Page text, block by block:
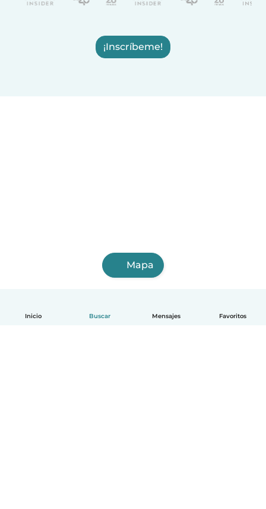
Inicio Buscar Mensajes Favoritos
¡Inscríbeme!
Mapa